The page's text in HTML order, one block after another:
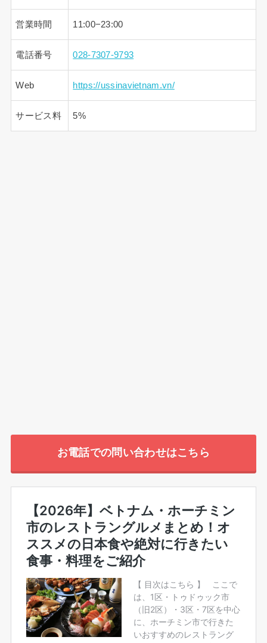
営業時間 11:00−23:00
電話番号 028-7307-9793
Web https://ussinavietnam.vn/
サービス料 5%
お電話での問い合わせはこちら